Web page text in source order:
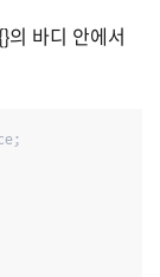
바디 안에서